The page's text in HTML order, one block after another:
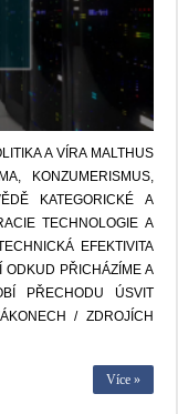
A VÍRA MALTHUS
KONZUMERISMUS,
KATEGORICKÉ A
TECHNOLOGIE A
EFEKTIVITA
ODKUD PŘICHÁZÍME A
PŘECHODU ÚSVIT
/ ZDROJÍCH
Více »